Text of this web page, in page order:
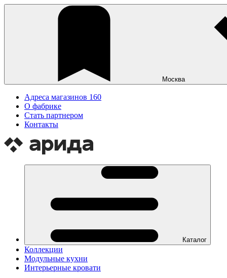
Москва
Адреса магазинов 160
О фабрике
Стать партнером
Контакты
Каталог
Коллекции
Модульные кухни
Интерьерные кровати